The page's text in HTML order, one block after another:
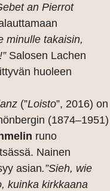
an Pierrot
minulle takaisin,
Salosen Lachen
huoleen
(”Loisto”, 2016) on
(1874–1951)
runo
Nainen
asian.”Sieh, wie
kuinka kirkkaana